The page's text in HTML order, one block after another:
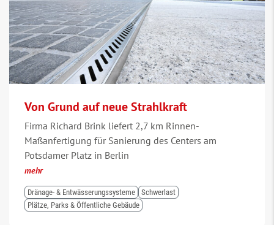
Von Grund auf neue Strahlkraft
Firma Richard Brink liefert 2,7 km Rinnen-
Maßanfertigung für Sanierung des Centers am
Potsdamer Platz in Berlin
mehr
Dränage- & Entwässerungssysteme
Schwerlast
Plätze, Parks & Öffentliche Gebäude